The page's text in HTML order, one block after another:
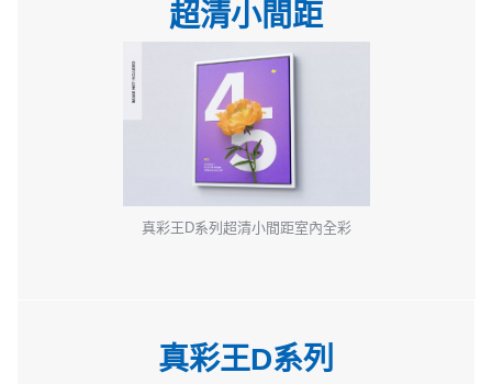
超清小間距
真彩王D系列超清小間距室內全彩
真彩王D系列